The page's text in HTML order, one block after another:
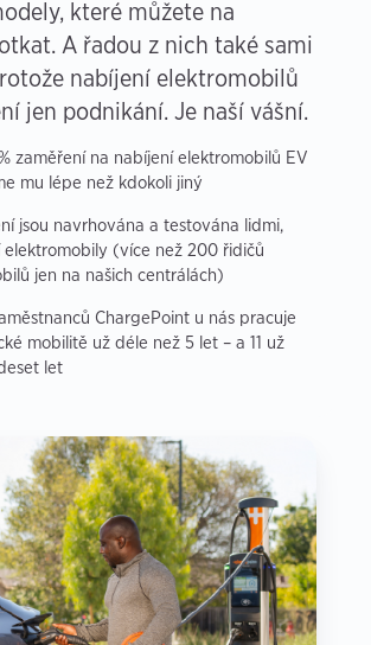
které můžete na
A řadou z nich také sami
nabíjení elektromobilů
jen podnikání. Je naší vášní.
zaměření na nabíjení elektromobilů EV
mu lépe než kdokoli jiný
jsou navrhována a testována lidmi,
elektromobily (více než 200 řidičů
jen na našich centrálách)
ChargePoint u nás pracuje
mobilitě už déle než 5 let – a 11 už
let